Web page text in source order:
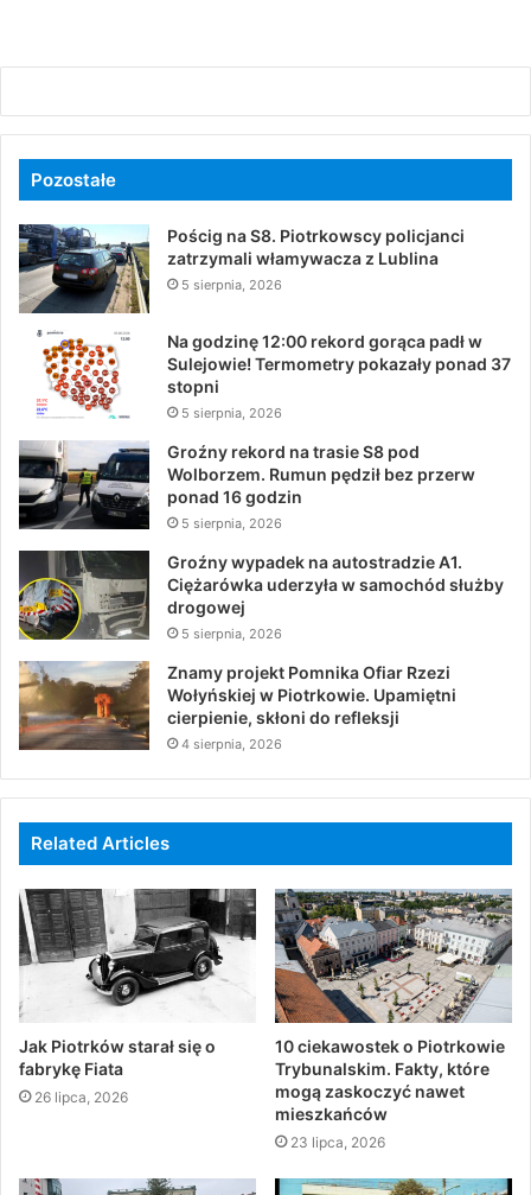
Pozostałe
Pościg na S8. Piotrkowscy policjanci
zatrzymali włamywacza z Lublina
5 sierpnia, 2026
Na godzinę 12:00 rekord gorąca padł w
Sulejowie! Termometry pokazały ponad 37
stopni
5 sierpnia, 2026
Groźny rekord na trasie S8 pod
Wolborzem. Rumun pędził bez przerw
ponad 16 godzin
5 sierpnia, 2026
Groźny wypadek na autostradzie A1.
Ciężarówka uderzyła w samochód służby
drogowej
5 sierpnia, 2026
Znamy projekt Pomnika Ofiar Rzezi
Wołyńskiej w Piotrkowie. Upamiętni
cierpienie, skłoni do refleksji
4 sierpnia, 2026
Related Articles
Jak Piotrków starał się o
fabrykę Fiata
26 lipca, 2026
10 ciekawostek o Piotrkowie
Trybunalskim. Fakty, które
mogą zaskoczyć nawet
mieszkańców
23 lipca, 2026